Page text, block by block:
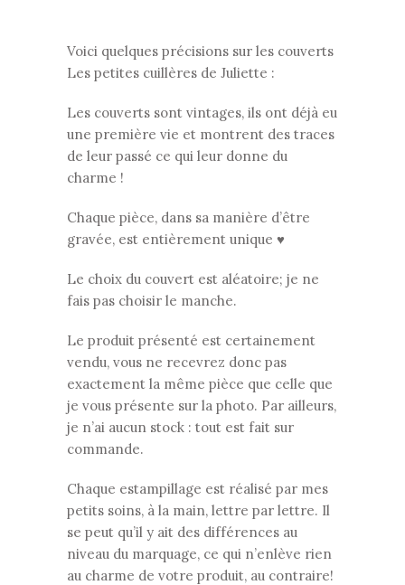
Voici quelques précisions sur les couverts
Les petites cuillères de Juliette :
Les couverts sont vintages, ils ont déjà eu
une première vie et montrent des traces
de leur passé ce qui leur donne du
charme !
Chaque pièce, dans sa manière d’être
gravée, est entièrement unique ♥
Le choix du couvert est aléatoire; je ne
fais pas choisir le manche.
Le produit présenté est certainement
vendu, vous ne recevrez donc pas
exactement la même pièce que celle que
je vous présente sur la photo. Par ailleurs,
je n’ai aucun stock : tout est fait sur
commande.
Chaque estampillage est réalisé par mes
petits soins, à la main, lettre par lettre. Il
se peut qu’il y ait des différences au
niveau du marquage, ce qui n’enlève rien
au charme de votre produit, au contraire!